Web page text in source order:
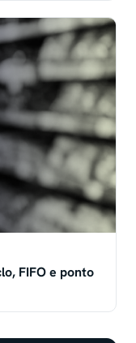
FIFO e ponto